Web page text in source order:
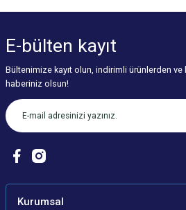
Görüş ve önerileriniz için teşekkür ederiz.
Ürün resmi kalitesiz, bozuk veya
Ürün açıklamasında eksik bilgiler
Ürün bilgilerinde hatalar bulunuyor.
Bu ürüne benzer farklı alternatifler
E-bülten kayıt
Bültenimize kayıt olun, indirimli ürünlerden
haberiniz olsun!
Kurumsal